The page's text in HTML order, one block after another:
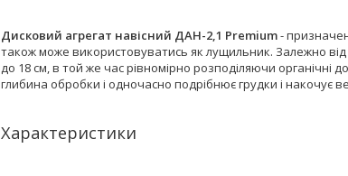
Дисковий агрегат навісний ДАН-2,1 Premium-
також може використовуватись як лущильник. Залежно від
до 18 см, в той же час рівномірно розподіляючи
глибина обробки і одночасно подрібнює грудки і накочує
Характеристики